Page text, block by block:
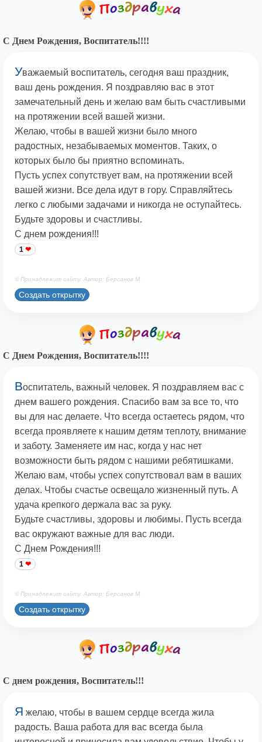
С Днем Рождения, Воспитатель!!!!
Уважаемый воспитатель, сегодня ваш праздник,
ваш день рождения. Я поздравляю вас в этот
замечательный день и желаю вам быть счастливыми
на протяжении всей вашей жизни.
Желаю, чтобы в вашей жизни было много
радостных, незабываемых моментов. Таких, о
которых было бы приятно вспоминать.
Пусть успех сопутствует вам, на протяжении всей
вашей жизни. Все дела идут в гору. Справляйтесь
легко с любыми задачами и никогда не оступайтесь.
Будьте здоровы и счастливы.
С днем рождения!!!
1
© Принадлежит сайту. Автор: Берсанов М.
Создать открытку
С Днем Рождения, Воспитатель!!!!
Воспитатель, важный человек. Я поздравляем вас с
днем вашего рождения. Спасибо вам за все то, что
вы для нас делаете. Что всегда остаетесь рядом, что
всегда проявляете к нашим детям теплоту, внимание
и заботу. Заменяете им нас, когда у нас нет
возможности быть рядом с нашими ребятишками.
Желаю вам, чтобы успех сопутствовал вам в ваших
делах. Чтобы счастье освещало жизненный путь. А
удача крепкого держала вас за руку.
Будьте счастливы, здоровы и любимы. Пусть всегда
вас окружают важные для вас люди.
С Днем Рождения!!!
1
© Принадлежит сайту. Автор: Берсанов М.
Создать открытку
С днем рождения, Воспитатель!!!
Я желаю, чтобы в вашем сердце всегда жила
радость. Ваша работа для вас всегда была